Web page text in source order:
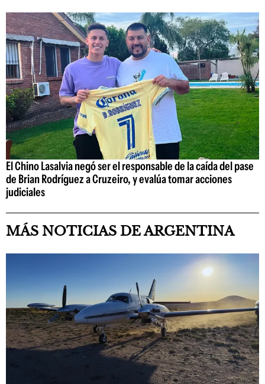
El Chino Lasalvia negó ser el responsable de la caída del pase
de Brian Rodríguez a Cruzeiro, y evalúa tomar acciones
judiciales
MÁS NOTICIAS DE ARGENTINA